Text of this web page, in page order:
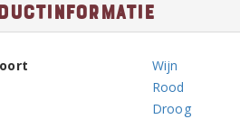
Wijn
Rood
Droog